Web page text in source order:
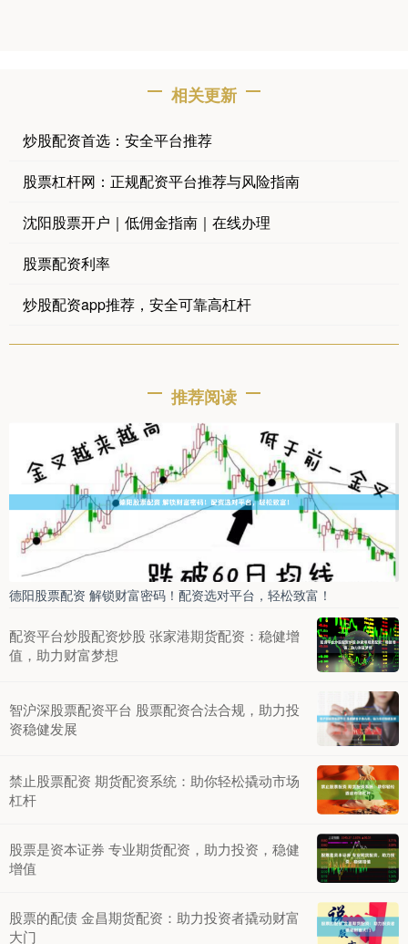
相关更新
炒股配资首选：安全平台推荐
股票杠杆网：正规配资平台推荐与风险指南
沈阳股票开户｜低佣金指南｜在线办理
股票配资利率
炒股配资app推荐，安全可靠高杠杆
推荐阅读
德阳股票配资 解锁财富密码！配资选对平台，轻松致富！
配资平台炒股配资炒股 张家港期货配资：稳健增
值，助力财富梦想
智沪深股票配资平台 股票配资合法合规，助力投
资稳健发展
禁止股票配资 期货配资系统：助你轻松撬动市场
杠杆
股票是资本证券 专业期货配资，助力投资，稳健
增值
股票的配债 金昌期货配资：助力投资者撬动财富
大门